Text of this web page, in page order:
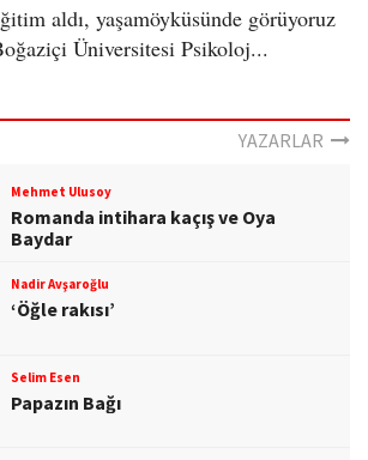
aldı, yaşamöyküsünde görüyoruz
Üniversitesi Psikoloj...
YAZARLAR
Mehmet Ulusoy
Romanda intihara kaçış ve Oya
Baydar
Nadir Avşaroğlu
‘Öğle rakısı’
Selim Esen
Papazın Bağı